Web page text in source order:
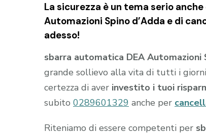
La sicurezza è un tema serio
Automazioni Spino d’Adda e di
adesso!
sbarra automatica DEA Automazioni
grande sollievo alla vita di tutti i
certezza di aver investito i tuoi
subito 0289601329 anche per
Riteniamo di essere competenti per